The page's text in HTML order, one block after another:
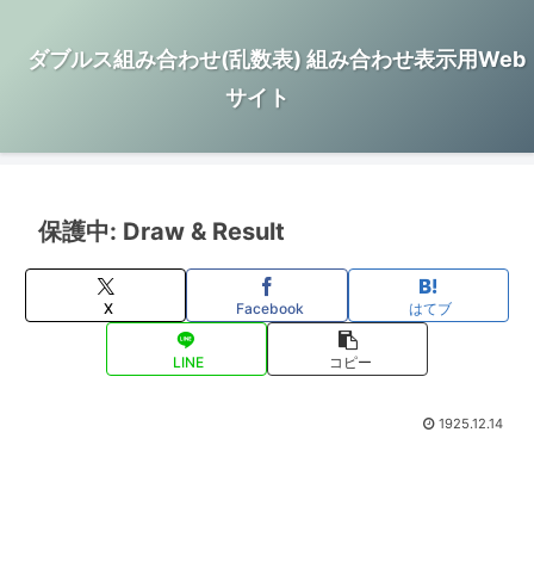
ダブルス組み合わせ(乱数表) 組み合わせ表示用Web
サイト
保護中: Draw & Result
X Facebook はてブ
LINE コピー
1925.12.14